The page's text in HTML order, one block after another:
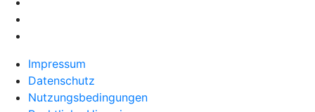
Impressum
Datenschutz
Nutzungsbedingungen